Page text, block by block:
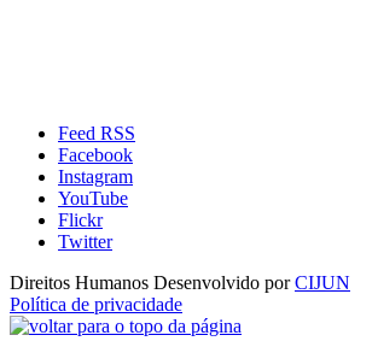
Feed RSS
Facebook
Instagram
YouTube
Flickr
Twitter
Direitos Humanos Desenvolvido porCIJUN
Política de privacidade